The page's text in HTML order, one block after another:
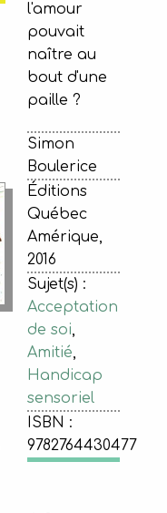
l'amour
pouvait
naître au
bout d'une
paille ?
Simon
Boulerice
Éditions
Québec
Amérique,
2016
Sujet(s) :
Acceptation
de soi,
Amitié,
Handicap
sensoriel
ISBN :
9782764430477